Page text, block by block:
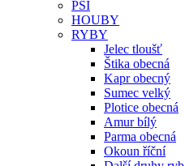
PSI
HOUBY
RYBY
Jelec tloušť
Štika obecná
Kapr obecný
Sumec velký
Plotice obecná
Amur bílý
Parma obecná
Okoun říční